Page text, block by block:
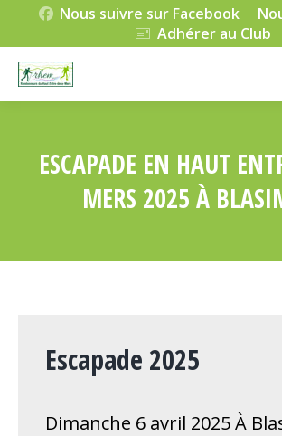
Nous suivre sur Facebook
Adhérer au Club
ESCAPADE EN HAUT
MERS 2025 À
Escapade 2025
Dimanche 6 avril 2025 À